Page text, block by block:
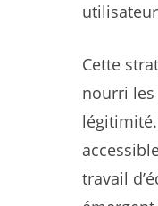
Cette
nourri
travail